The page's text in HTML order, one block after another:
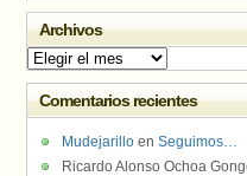
Archivos
Archivos
Comentarios recientes
Mudejarillo en Seguimos…
Ricardo Alonso Ochoa